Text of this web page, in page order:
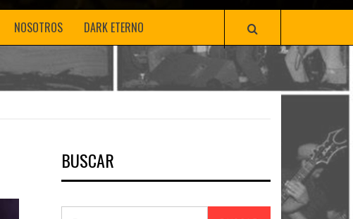
NOSOTROS DARK ETERNO
BUSCAR